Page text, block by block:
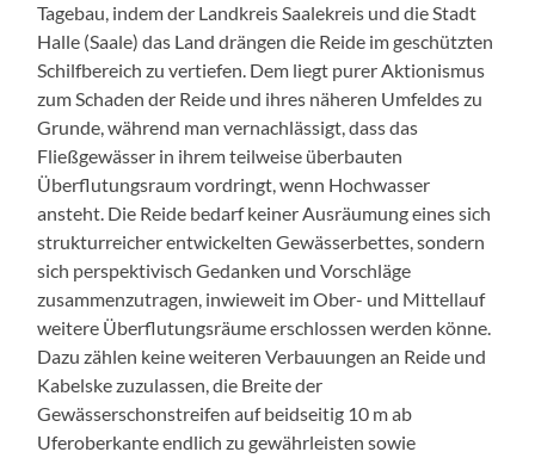
Tagebau, indem der Landkreis Saalekreis und die Stadt
Halle (Saale) das Land drängen die Reide im geschützten
Schilfbereich zu vertiefen. Dem liegt purer Aktionismus
zum Schaden der Reide und ihres näheren Umfeldes zu
Grunde, während man vernachlässigt, dass das
Fließgewässer in ihrem teilweise überbauten
Überflutungsraum vordringt, wenn Hochwasser
ansteht. Die Reide bedarf keiner Ausräumung eines sich
strukturreicher entwickelten Gewässerbettes, sondern
sich perspektivisch Gedanken und Vorschläge
zusammenzutragen, inwieweit im Ober- und Mittellauf
weitere Überflutungsräume erschlossen werden könne.
Dazu zählen keine weiteren Verbauungen an Reide und
Kabelske zuzulassen, die Breite der
Gewässerschonstreifen auf beidseitig 10 m ab
Uferoberkante endlich zu gewährleisten sowie